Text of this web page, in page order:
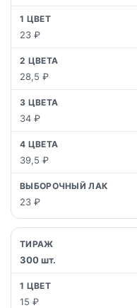
23 ₽
28,5 ₽
34 ₽
39,5 ₽
23 ₽
300 шт.
15 ₽